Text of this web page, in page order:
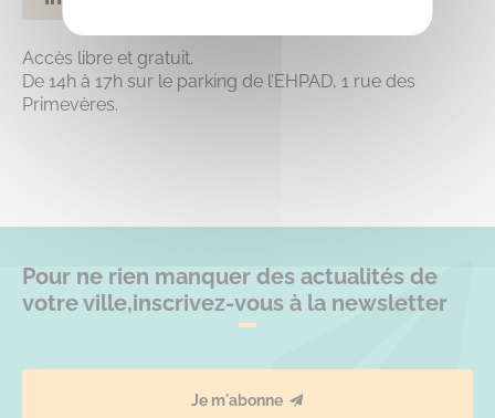
Accès libre et gratuit.
De 14h à 17h sur le parking de l’EHPAD, 1 rue des
Primevères.
Pour ne rien manquer des actualités de
votre ville,inscrivez-vous à la newsletter
Je m'abonne